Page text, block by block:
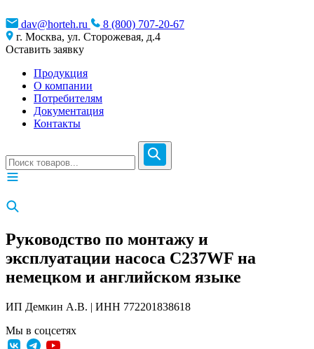
dav@horteh.ru
8 (800) 707-20-67
г. Москва, ул. Сторожевая, д.4
Оставить заявку
Продукция
О компании
Потребителям
Документация
Контакты
Руководство по монтажу и
эксплуатации насоса C237WF на
немецком и английском языке
ИП Демкин А.В. | ИНН 772201838618
Мы в соцсетях